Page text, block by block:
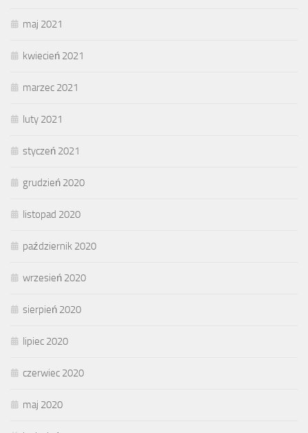
maj 2021
kwiecień 2021
marzec 2021
luty 2021
styczeń 2021
grudzień 2020
listopad 2020
październik 2020
wrzesień 2020
sierpień 2020
lipiec 2020
czerwiec 2020
maj 2020